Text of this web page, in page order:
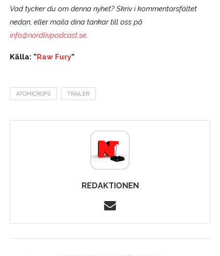
Vad tycker du om denna nyhet? Skriv i kommentarsfältet
nedan, eller maila dina tankar till oss på
info@nordlivpodcast.se.
Källa: ”Raw Fury”
ATOMICROPS TRAILER
REDAKTIONEN